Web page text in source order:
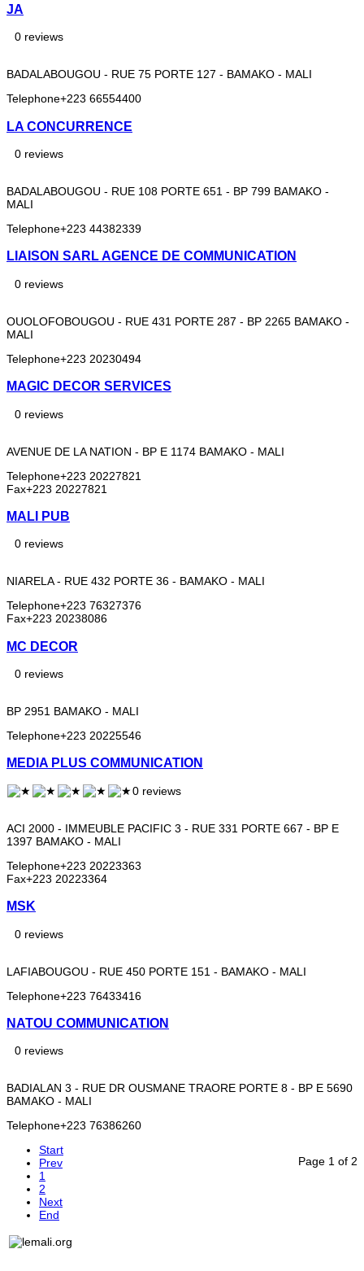
JA
0 reviews
BADALABOUGOU - RUE 75 PORTE 127 - BAMAKO - MALI
Telephone+223 66554400
LA CONCURRENCE
0 reviews
BADALABOUGOU - RUE 108 PORTE 651 - BP 799 BAMAKO -
MALI
Telephone+223 44382339
LIAISON SARL AGENCE DE COMMUNICATION
0 reviews
OUOLOFOBOUGOU - RUE 431 PORTE 287 - BP 2265 BAMAKO -
MALI
Telephone+223 20230494
MAGIC DECOR SERVICES
0 reviews
AVENUE DE LA NATION - BP E 1174 BAMAKO - MALI
Telephone+223 20227821
Fax+223 20227821
MALI PUB
0 reviews
NIARELA - RUE 432 PORTE 36 - BAMAKO - MALI
Telephone+223 76327376
Fax+223 20238086
MC DECOR
0 reviews
BP 2951 BAMAKO - MALI
Telephone+223 20225546
MEDIA PLUS COMMUNICATION
0 reviews
ACI 2000 - IMMEUBLE PACIFIC 3 - RUE 331 PORTE 667 - BP E
1397 BAMAKO - MALI
Telephone+223 20223363
Fax+223 20223364
MSK
0 reviews
LAFIABOUGOU - RUE 450 PORTE 151 - BAMAKO - MALI
Telephone+223 76433416
NATOU COMMUNICATION
0 reviews
BADIALAN 3 - RUE DR OUSMANE TRAORE PORTE 8 - BP E 5690
BAMAKO - MALI
Telephone+223 76386260
Page 1 of 2
Start
Prev
1
2
Next
End